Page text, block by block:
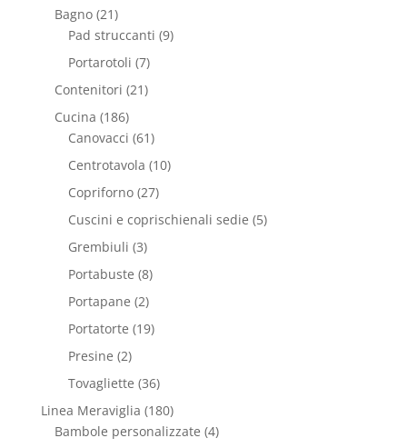
Bagno (21)
Pad struccanti (9)
Portarotoli (7)
Contenitori (21)
Cucina (186)
Canovacci (61)
Centrotavola (10)
Copriforno (27)
Cuscini e coprischienali sedie (5)
Grembiuli (3)
Portabuste (8)
Portapane (2)
Portatorte (19)
Presine (2)
Tovagliette (36)
Linea Meraviglia (180)
Bambole personalizzate (4)